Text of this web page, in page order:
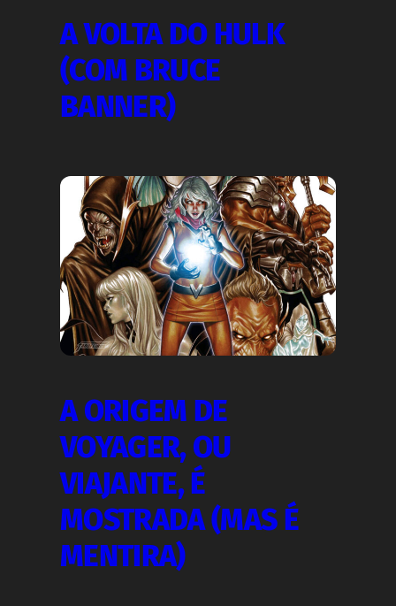
A VOLTA DO HULK
(COM BRUCE
BANNER)
A ORIGEM DE
VOYAGER, OU
VIAJANTE, É
MOSTRADA (MAS É
MENTIRA)